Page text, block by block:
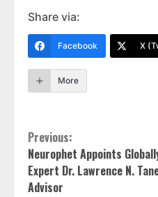
Share via:
Facebook X
More
Continue
Reading
Previous:
Neurophet Appoints
Expert Dr. Lawrence N.
Advisor